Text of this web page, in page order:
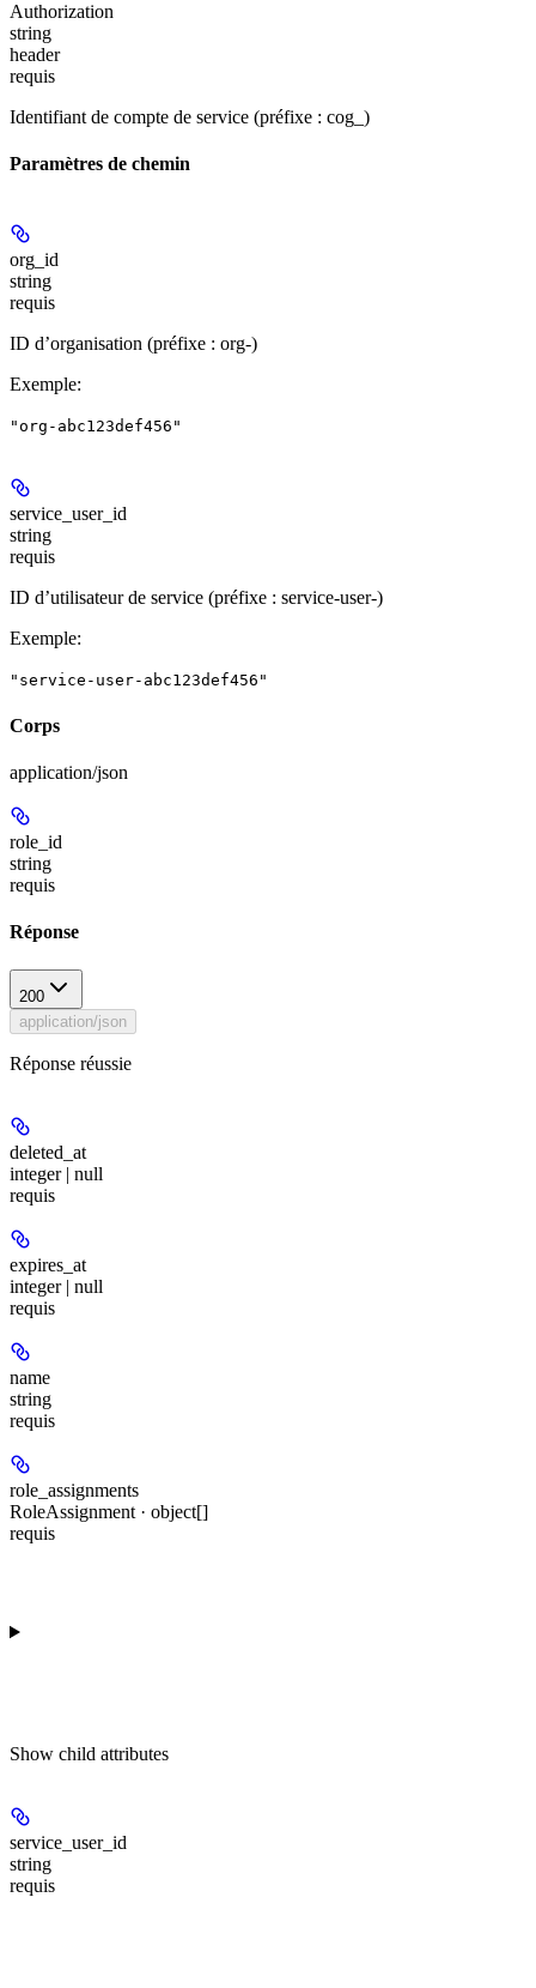
Authorization
string
header
requis
Identifiant de compte de service (préfixe : cog_)
Paramètres de chemin
org_id
string
requis
ID d’organisation (préfixe : org-)
Exemple:
"org-abc123def456"
service_user_id
string
requis
ID d’utilisateur de service (préfixe : service-user-)
Exemple:
"service-user-abc123def456"
Corps
application/json
role_id
string
requis
Réponse
200
application/json
Réponse réussie
deleted_at
integer | null
requis
expires_at
integer | null
requis
name
string
requis
role_assignments
RoleAssignment · object[]
requis
Show child attributes
service_user_id
string
requis